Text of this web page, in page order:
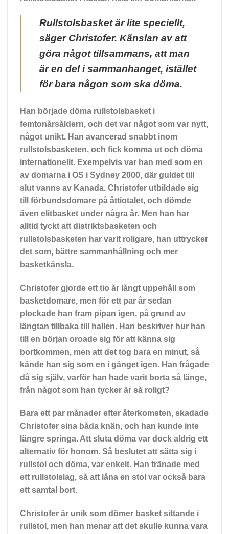
Rullstolsbasket är lite speciellt,
säger Christofer. Känslan av att
göra något tillsammans, att man
är en del i sammanhanget, istället
för bara någon som ska döma.
Han började döma rullstolsbasket i
femtonårsåldern, och det var något som var nytt,
något unikt. Han avancerad snabbt inom
rullstolsbasketen, och fick komma ut och döma
internationellt. Exempelvis var han med som en
av domarna i OS i Sydney 2000, där guldet till
slut vanns av Kanada. Christofer utbildade sig
till förbundsdomare på åttiotalet, och dömde
även elitbasket under några år. Men han har
alltid tyckt att distriktsbasketen och
rullstolsbasketen har varit roligare, han uttrycker
det som, bättre sammanhållning och mer
basketkänsla.
Christofer gjorde ett tio år långt uppehåll som
basketdomare, men för ett par år sedan
plockade han fram pipan igen, på grund av
längtan tillbaka till hallen. Han beskriver hur han
till en början oroade sig för att känna sig
bortkommen, men att det tog bara en minut, så
kände han sig som en i gänget igen. Han frågade
då sig själv, varför han hade varit borta så länge,
från något som han tycker är så roligt?
Bara ett par månader efter återkomsten, skadade
Christofer sina båda knän, och han kunde inte
längre springa. Att sluta döma var dock aldrig ett
alternativ för honom. Så beslutet att sätta sig i
rullstol och döma, var enkelt. Han tränade med
ett rullstolslag, så att låna en stol var också bara
ett samtal bort.
Christofer är unik som dömer basket sittande i
rullstol, men han menar att det skulle kunna vara